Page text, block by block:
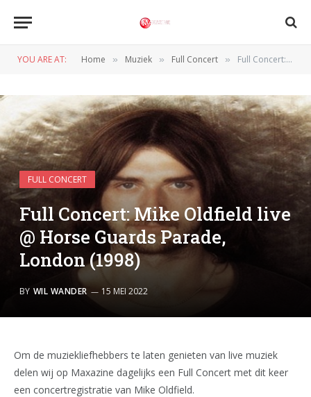
YOU ARE AT: Home » Muziek » Full Concert » Full Concert: Mike Oldfield live @ Horse Guards Parade, London (1998)
FULL CONCERT
Full Concert: Mike Oldfield live
@ Horse Guards Parade,
London (1998)
BY WIL WANDER 15 MEI 2022
Om de muziekliefhebbers te laten genieten van live muziek
delen wij op Maxazine dagelijks een Full Concert met dit keer
een concertregistratie van Mike Oldfield.